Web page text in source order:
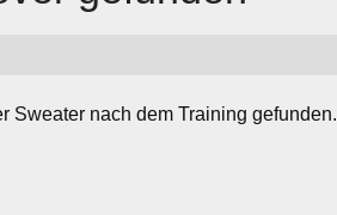
Sweater nach dem Training gefunden.